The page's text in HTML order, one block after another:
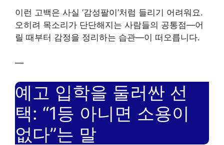
이런 고백은 사실 ‘감성팔이’처럼 들리기 어려워요.
오히려 목소리가 단단해지는 사람들의 공통점—어
릴 때부터 감정을 정리하는 습관—이 떠오릅니다.
—
예고 입학을 둘러싼 선
택: “1등 아니면 소용이
없다”는 말